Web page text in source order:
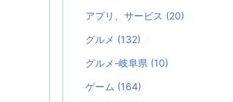
アプリ、サービス (20)
グルメ (132)
グルメ-岐阜県 (10)
ゲーム (164)